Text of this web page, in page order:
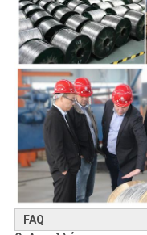
FAQ